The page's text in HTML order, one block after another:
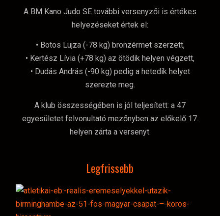
A BM Kano Judo SE további versenyzői is értékes
helyezéseket értek el:
• Botos Lujza (-78 kg) bronzérmet szerzett,
• Kertész Lívia (+78 kg) az ötödik helyen végzett,
• Dudás András (-90 kg) pedig a hetedik helyet
szerezte meg.
A klub összességében is jól teljesített: a 47
egyesületet felvonultató mezőnyben az előkelő 17.
helyen zárta a versenyt.
Legfrissebb